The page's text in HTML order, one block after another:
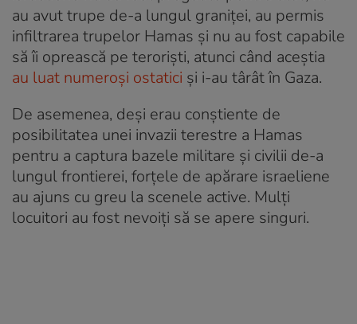
au avut trupe de-a lungul graniței, au permis
infiltrarea trupelor Hamas și nu au fost capabile
să îi oprească pe teroriști, atunci când aceștia
au luat numeroși ostatici și i-au târât în Gaza.
De asemenea, deși erau conștiente de
posibilitatea unei invazii terestre a Hamas
pentru a captura bazele militare și civilii de-a
lungul frontierei, forțele de apărare israeliene
au ajuns cu greu la scenele active. Mulți
locuitori au fost nevoiți să se apere singuri.